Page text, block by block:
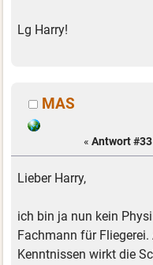
Lg Harry!
MAS
« Antwort
Lieber Harry,
ich bin ja nun kein
Fachmann für
Kenntnissen wirkt die